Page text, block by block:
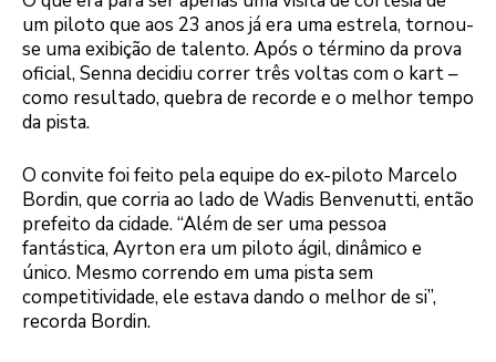
um piloto que aos 23 anos já era uma estrela, tornou-
se uma exibição de talento. Após o término da prova
oficial, Senna decidiu correr três voltas com o kart –
como resultado, quebra de recorde e o melhor tempo
da pista.
O convite foi feito pela equipe do ex-piloto Marcelo
Bordin, que corria ao lado de Wadis Benvenutti, então
prefeito da cidade. “Além de ser uma pessoa
fantástica, Ayrton era um piloto ágil, dinâmico e
único. Mesmo correndo em uma pista sem
competitividade, ele estava dando o melhor de si”,
recorda Bordin.